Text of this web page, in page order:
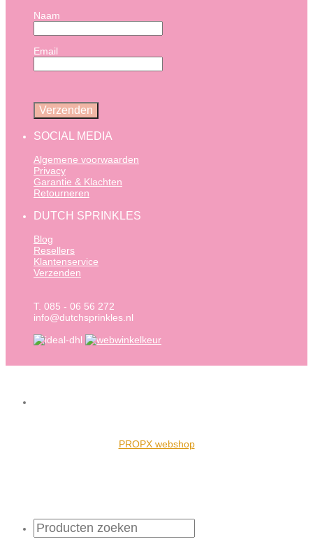
Naam
Email
SOCIAL MEDIA
Algemene voorwaarden
Privacy
Garantie & Klachten
Retourneren
DUTCH SPRINKLES
Blog
Resellers
Klantenservice
Verzenden
T. 085 - 06 56 272
info@dutchsprinkles.nl
PROPX webshop